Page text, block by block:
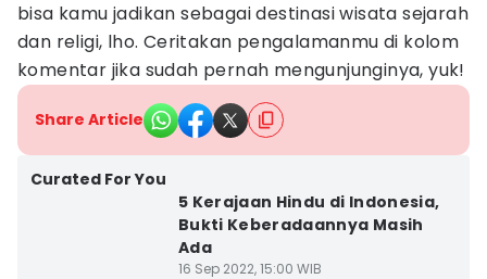
bisa kamu jadikan sebagai destinasi wisata sejarah
dan religi, lho. Ceritakan pengalamanmu di kolom
komentar jika sudah pernah mengunjunginya, yuk!
Share Article
Curated For You
5 Kerajaan Hindu di Indonesia,
Bukti Keberadaannya Masih
Ada
16 Sep 2022, 15:00 WIB